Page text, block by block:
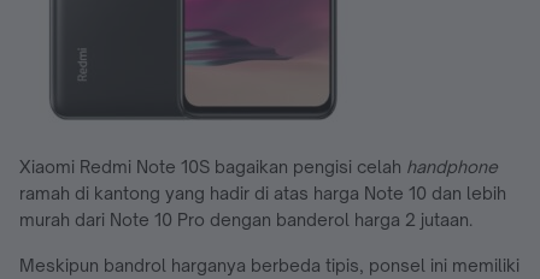
Xiaomi Redmi Note 10S bagaikan pengisi celah handphone
ramah di kantong yang hadir di atas harga Note 10 dan lebih
murah dari Note 10 Pro dengan banderol harga 2 jutaan.
Meskipun bandrol harganya berbeda tipis, ponsel ini memiliki